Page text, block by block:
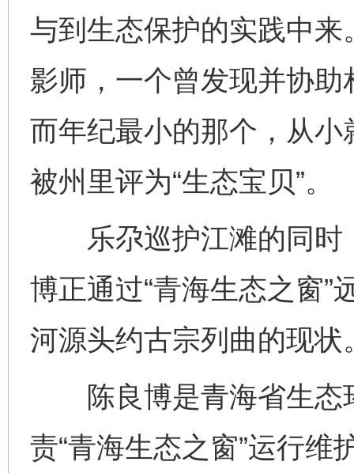
与到生态保护的实践中
影师，一个曾发现并协
而年纪最小的那个，从
被州里评为“生态宝贝”。
乐尕巡护江滩的同时
博正通过“青海生态之窗”
河源头约古宗列曲的现状
陈良博是青海省生态
责“青海生态之窗”运行维